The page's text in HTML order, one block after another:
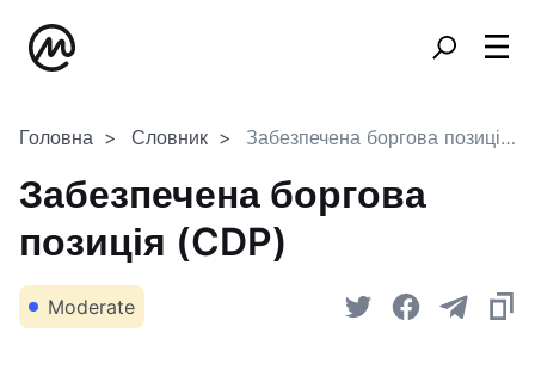
Головна Словник Забезпечена боргова позиція (CDP)
Забезпечена боргова
позиція (CDP)
Moderate